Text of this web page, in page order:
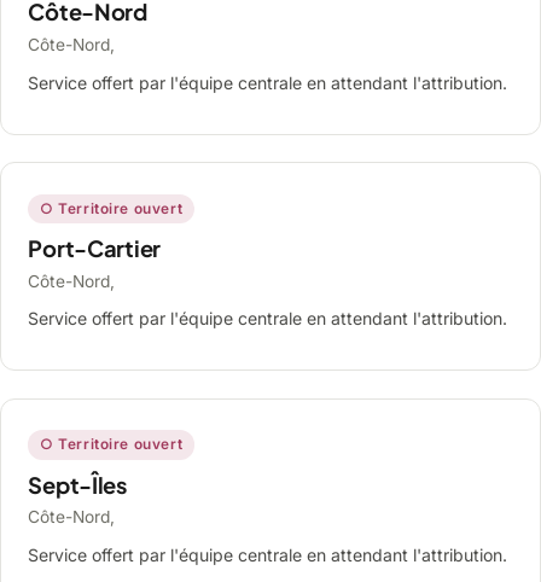
Côte-Nord
Côte-Nord,
Service offert par l'équipe centrale en attendant l'attribution.
○ Territoire ouvert
Port-Cartier
Côte-Nord,
Service offert par l'équipe centrale en attendant l'attribution.
○ Territoire ouvert
Sept-Îles
Côte-Nord,
Service offert par l'équipe centrale en attendant l'attribution.